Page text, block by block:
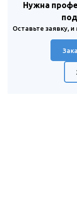
Нужна
Оставьте заявку,